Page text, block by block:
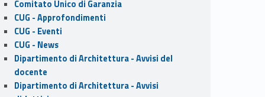
Comitato Unico di Garanzia
CUG - Approfondimenti
CUG - Eventi
CUG - News
Dipartimento di Architettura - Avvisi del
docente
Dipartimento di Architettura - Avvisi